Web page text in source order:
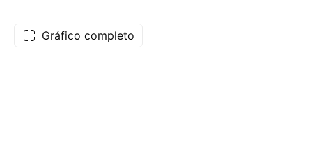
Gráfico completo